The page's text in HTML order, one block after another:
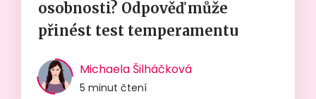
osobnosti? Odpověď může
přinést test temperamentu
Michaela Šilháčková
5 minut čtení